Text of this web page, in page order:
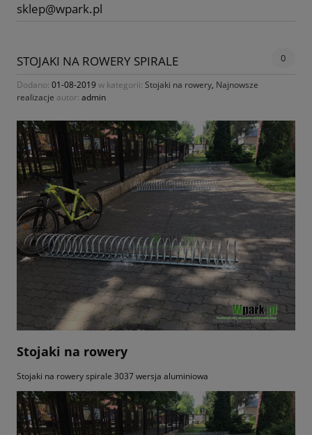
sklep@wpark.pl
STOJAKI NA ROWERY SPIRALE 0
Dodano: 01-08-2019w kategorii: Stojaki na rowery, Najnowsze
realizacje autor: admin
Stojaki na rowery
Stojaki na rowery spirale 3037 wersja aluminiowa